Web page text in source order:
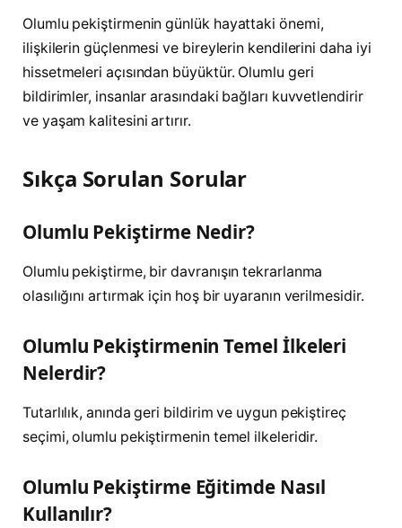
Olumlu pekiştirmenin günlük hayattaki önemi,
ilişkilerin güçlenmesi ve bireylerin kendilerini daha iyi
hissetmeleri açısından büyüktür. Olumlu geri
bildirimler, insanlar arasındaki bağları kuvvetlendirir
ve yaşam kalitesini artırır.
Sıkça Sorulan Sorular
Olumlu Pekiştirme Nedir?
Olumlu pekiştirme, bir davranışın tekrarlanma
olasılığını artırmak için hoş bir uyaranın verilmesidir.
Olumlu Pekiştirmenin Temel İlkeleri
Nelerdir?
Tutarlılık, anında geri bildirim ve uygun pekiştireç
seçimi, olumlu pekiştirmenin temel ilkeleridir.
Olumlu Pekiştirme Eğitimde Nasıl
Kullanılır?